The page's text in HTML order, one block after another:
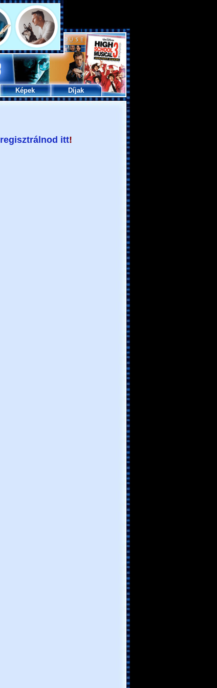
Képek Díjak
regisztrálnod itt!